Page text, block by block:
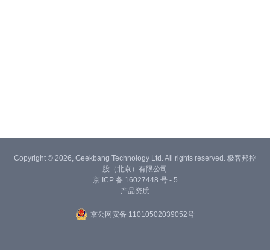
Copyright © 2026, Geekbang Technology Ltd. All rights reserved. 极客邦控
股（北京）有限公司
京 ICP 备 16027448 号 - 5
产品资质
京公网安备 11010502039052号